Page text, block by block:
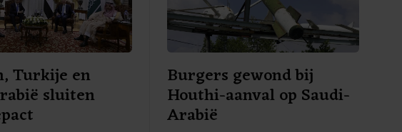
Turkije en
sluiten
Burgers gewond bij
Houthi-aanval op Saudi-
Arabië